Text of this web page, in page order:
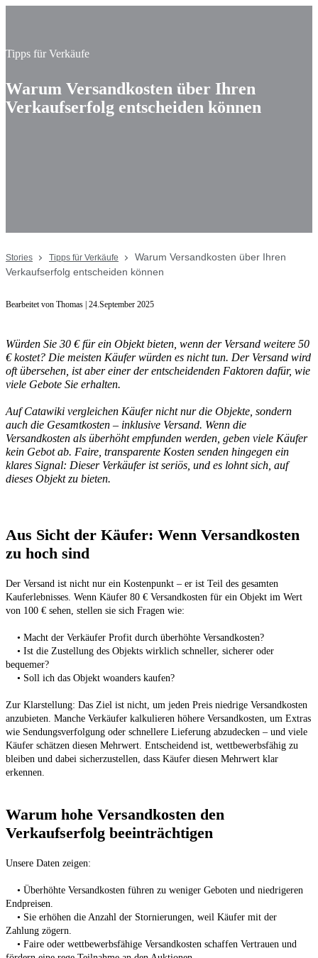
Tipps für Verkäufe
Warum Versandkosten über Ihren
Verkaufserfolg entscheiden können
Stories Tipps für Verkäufe
Warum Versandkosten über Ihren
Verkaufserfolg entscheiden können
Bearbeitet von Thomas | 24.September 2025
Würden Sie 30 € für ein Objekt bieten, wenn der Versand weitere 50
€ kostet? Die meisten Käufer würden es nicht tun. Der Versand wird
oft übersehen, ist aber einer der entscheidenden Faktoren dafür, wie
Auf Catawiki vergleichen Käufer nicht nur die Objekte, sondern
auch die Gesamtkosten – inklusive Versand. Wenn die
Versandkosten als überhöht empfunden werden, geben viele Käufer
kein Gebot ab. Faire, transparente Kosten senden hingegen ein
klares Signal: Dieser Verkäufer ist seriös, und es lohnt sich, auf
dieses Objekt zu bieten.
Aus Sicht der Käufer: Wenn Versandkosten
zu hoch sind
Der Versand ist nicht nur ein Kostenpunkt – er ist Teil des gesamten
Kauferlebnisses. Wenn Käufer 80 € Versandkosten für ein Objekt im Wert
• Ist die Zustellung des Objekts wirklich schneller, sicherer oder
Zur Klarstellung: Das Ziel ist nicht, um jeden Preis niedrige Versandkosten
anzubieten. Manche Verkäufer kalkulieren höhere Versandkosten, um Extras
wie Sendungsverfolgung oder schnellere Lieferung abzudecken – und viele
Käufer schätzen diesen Mehrwert. Entscheidend ist, wettbewerbsfähig zu
bleiben und dabei sicherzustellen, dass Käufer diesen Mehrwert klar
Warum hohe Versandkosten den
Verkaufserfolg beeinträchtigen
• Überhöhte Versandkosten führen zu weniger Geboten und niedrigeren
• Sie erhöhen die Anzahl der Stornierungen, weil Käufer mit der
• Faire oder wettbewerbsfähige Versandkosten schaffen Vertrauen und